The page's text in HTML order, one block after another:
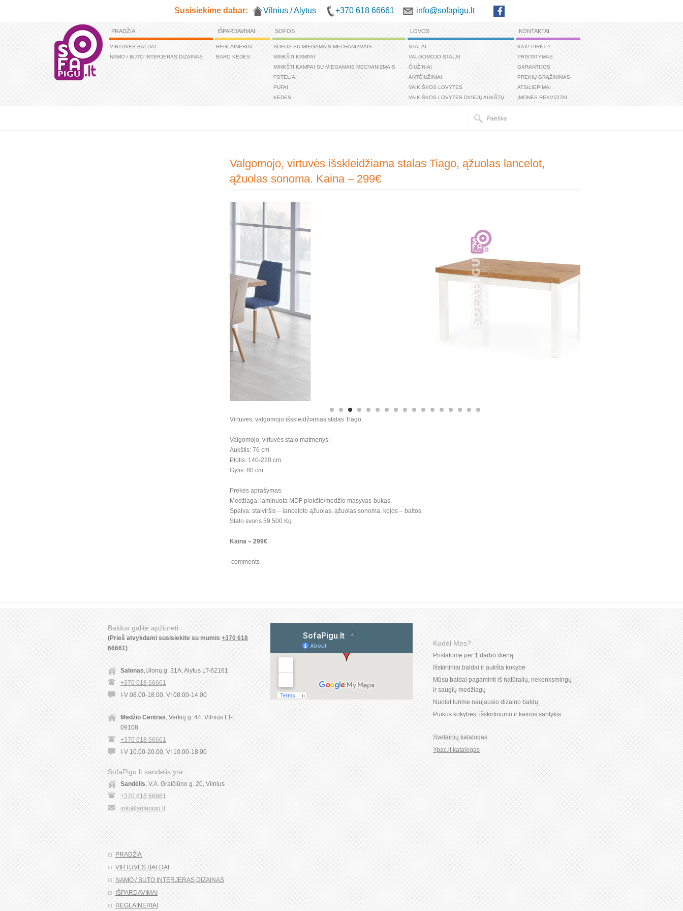
Susisiekime dabar: Vilnius / Alytus +370 618 66661 info@sofapigu.lt
PRADŽIA
VIRTUVĖS BALDAI
NAMO / BUTO INTERJERAS DIZAINAS
IŠPARDAVIMAI
REGLAINERIAI
BARO KĖDĖS
SOFOS
SOFOS SU MIEGAMAIS MECHANIZMAIS
MINKŠTI KAMPAI
MINKŠTI KAMPAI SU MIEGAMAIS MECHANIZMAIS
FOTELIAI
PUFAI
KĖDĖS
LOVOS
STALAI
VALGOMOJO STALAI
ČIUŽINIAI
ANTČIUŽINIAI
VAIKIŠKOS LOVYTĖS
VAIKIŠKOS LOVYTĖS DVIEJŲ AUKŠTŲ
KONTAKTAI
KAIP PIRKTI?
PRISTATYMAS
GARANTIJOS
PREKIŲ GRĄŽINIMAS
ATSILIEPIMAI
ĮMONĖS REKVIZITAI
Valgomojo, virtuvės išskleidžiama stalas Tiago, ąžuolas lancelot,
ąžuolas sonoma. Kaina – 299€
Virtuvės, valgomojo išskleidžiamas stalas Tiago.
Valgomojo, virtuvės stalo matmenys:
Aukštis: 76 cm
Plotis: 140-220 cm
Gylis: 80 cm
Prekės aprašymas:
Medžiaga: laminuota MDF plokštė/medžio masyvas-bukas.
Spalva: stalviršis – lanceloto ąžuolas, ąžuolas sonoma, kojos – baltos.
Stalo svoris 59.500 Kg.
Kaina – 299€
comments
Baldus galite apžiūrėti:
(Prieš atvykdami susisiekite su mumis +370 618
66661)
Salonas ,Ulonų g. 31A, Alytus LT-62161
+370 618 66661
I-V 08.00-18.00, VI 08.00-14.00
Medžio Centras , Verkių g. 44, Vilnius LT-
09108
+370 618 66661
I-V 10.00-20.00, VI 10.00-18.00
SofaPigu.lt sandėlis yra:
Sandėlis , V.A. Graičiūno g. 20, Vilnius
+370 618 66661
info@sofapigu.lt
Kodėl Mes?
Pristatome per 1 darbo dieną
Išskirtiniai baldai ir aukšta kokybė
Mūsų baldai pagaminti iš natūralių, nekenksmingų
ir saugių medžiagų
Nuolat turime naujausio dizaino baldų
Puikus kokybės, išskirtinumo ir kainos santykis
Svetainių katalogas
Ypac.lt katalogas
PRADŽIA
VIRTUVĖS BALDAI
NAMO / BUTO INTERJERAS DIZAINAS
IŠPARDAVIMAI
REGLAINERIAI